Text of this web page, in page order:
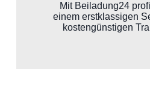
Mit Beiladung24
einem erstklassigen
kostengünstigen